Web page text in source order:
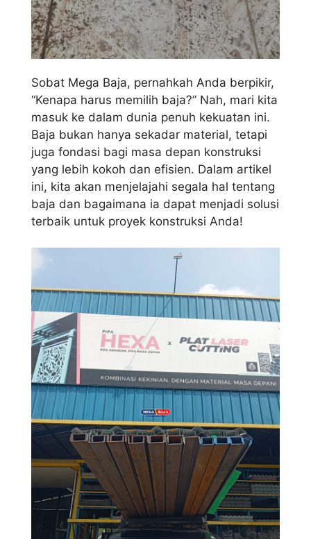
Sobat Mega Baja, pernahkah Anda berpikir,
“Kenapa harus memilih baja?” Nah, mari kita
masuk ke dalam dunia penuh kekuatan ini.
Baja bukan hanya sekadar material, tetapi
juga fondasi bagi masa depan konstruksi
yang lebih kokoh dan efisien. Dalam artikel
ini, kita akan menjelajahi segala hal tentang
baja dan bagaimana ia dapat menjadi solusi
terbaik untuk proyek konstruksi Anda!